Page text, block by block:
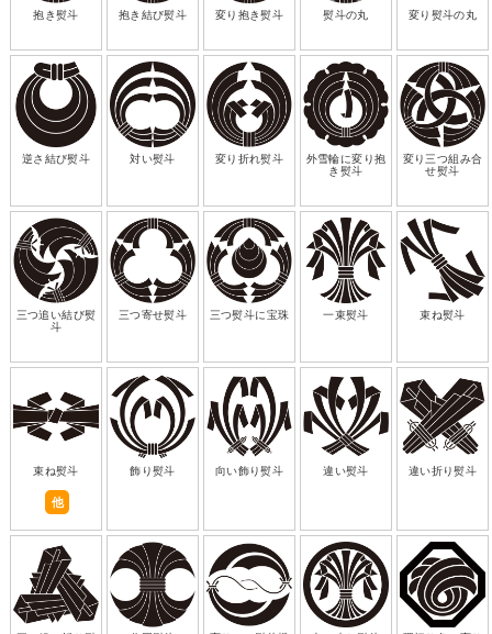
抱き熨斗 抱き結び熨斗 変り抱き熨斗 熨斗の丸 変り熨斗の丸
逆さ結び熨斗 対い熨斗 変り折れ熨斗
外雪輪に変り抱
き熨斗
変り三つ組み合
せ熨斗
三つ追い結び熨
斗
三つ寄せ熨斗 三つ熨斗に宝珠 一束熨斗 束ね熨斗
束ね熨斗
他
飾り熨斗 向い飾り熨斗 違い熨斗 違い折り熨斗